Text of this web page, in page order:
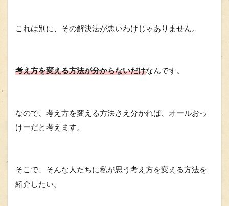
これは別に、その解決法が悪いわけじゃありません。
考え方を変える方法が分からないだけなんです。
なので、考え方を変える方法さえ分かれば、オールおっ
けーだと考えます。
そこで、そんな人たちに私が思う考え方を変える方法を
紹介したい。